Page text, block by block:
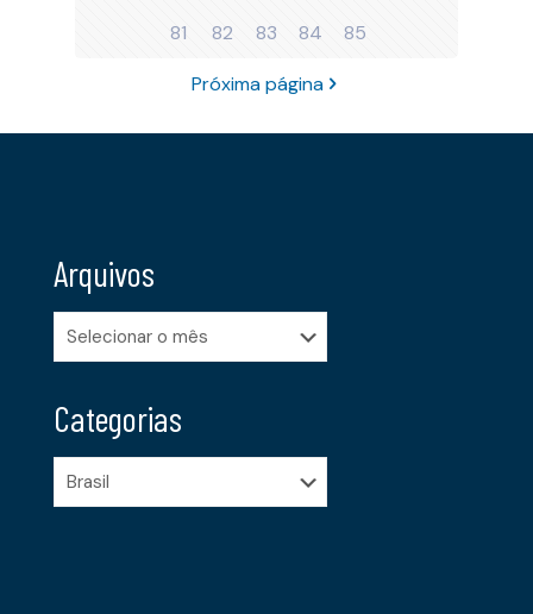
81
82 83 84 85
Próxima página
Arquivos
Arquivos
Categorias
Categorias